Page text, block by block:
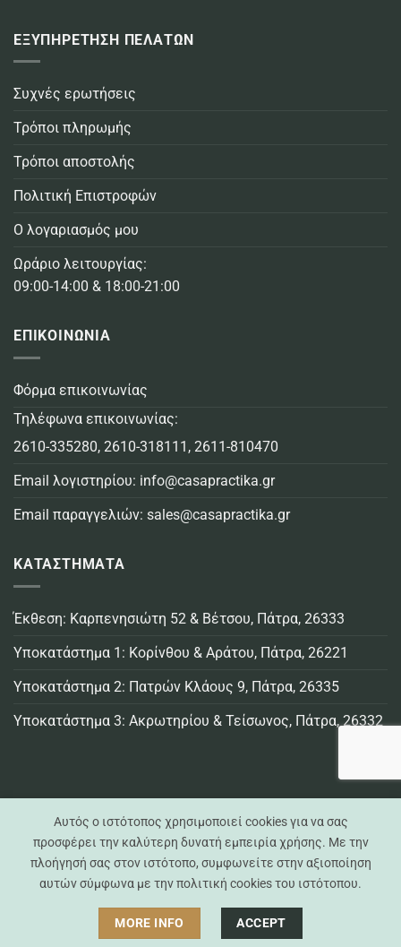
ΕΞΥΠΗΡΕΤΗΣΗ ΠΕΛΑΤΩΝ
Συχνές ερωτήσεις
Τρόποι πληρωμής
Τρόποι αποστολής
Πολιτική Επιστροφών
Ο λογαριασμός μου
Ωράριο λειτουργίας:
09:00-14:00 & 18:00-21:00
ΕΠΙΚΟΙΝΩΝΙΑ
Φόρμα επικοινωνίας
Τηλέφωνα επικοινωνίας:
2610-335280, 2610-318111 , 2611-810470
Email λογιστηρίου: info@casapractika.gr
Email παραγγελιών: sales@casapractika.gr
ΚΑΤΑΣΤΗΜΑΤΑ
Έκθεση: Καρπενησιώτη 52 & Βέτσου, Πάτρα, 26333
Υποκατάστημα 1: Κορίνθου & Αράτου, Πάτρα, 26221
Υποκατάστημα 2: Πατρών Κλάους 9, Πάτρα, 26335
Υποκατάστημα 3: Ακρωτηρίου & Τείσωνος, Πάτρα, 26332
Visa MasterCardCredit
Bank
Cash
Cash
Casa Practika © 2021 -2026 - All Rights Reserved
Created by
Exelixisnet
Αυτός ο ιστότοπος χρησιμοποιεί cookies για να σας
προσφέρει την καλύτερη δυνατή εμπειρία χρήσης. Με την
πλοήγησή σας στον ιστότοπο, συμφωνείτε στην αξιοποίηση
αυτών σύμφωνα με την πολιτική cookies του ιστότοπου.
MORE INFO ACCEPT